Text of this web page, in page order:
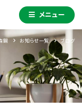
メニュー
鋼 お知らせ一覧 ブログ